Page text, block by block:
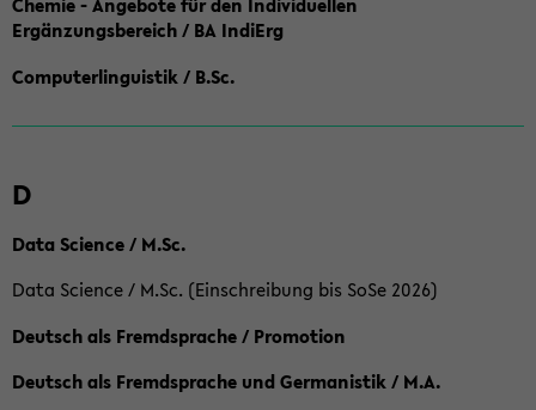
Ergänzungsbereich / BA IndiErg
Computerlinguistik / B.Sc.
D
Data Science / M.Sc.
Data Science / M.Sc. (Einschreibung bis SoSe 2026)
Deutsch als Fremdsprache / Promotion
Deutsch als Fremdsprache und Germanistik / M.A.